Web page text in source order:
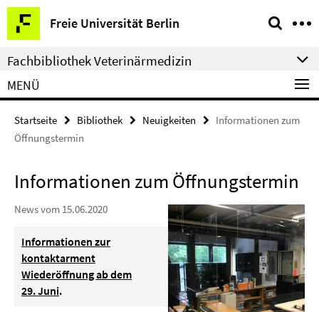
Springe
direkt
zu
Inhalt
Freie Universität Berlin
Service-
Navigation
Fachbibliothek Veterinärmedizin
MENÜ
Startseite Bibliothek Neuigkeiten
Informationen zum
Öffnungstermin
Informationen zum Öffnungstermin
News vom 15.06.2020
Informationen zur
kontaktarment
Wiederöffnung ab dem
29. Juni.